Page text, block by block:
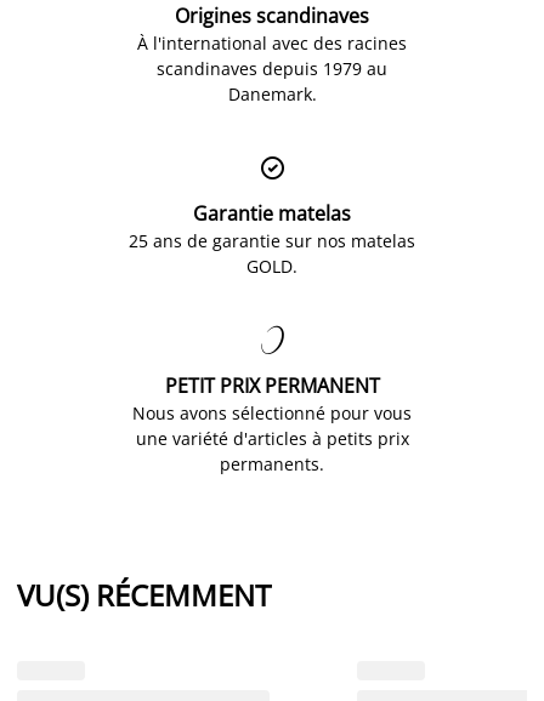
Origines scandinaves
À l'international avec des racines
scandinaves depuis 1979 au
Danemark.

Garantie matelas
25 ans de garantie sur nos matelas
GOLD.

PETIT PRIX PERMANENT
Nous avons sélectionné pour vous
une variété d'articles à petits prix
permanents.
VU(S) RÉCEMMENT